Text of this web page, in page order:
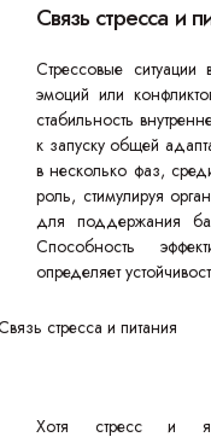
Связь стресса и
Стрессовые ситуации
эмоций или
стабильность
к запуску общей
в несколько фаз,
роль, стимулируя
для поддержания
Способность
определяет
Хотя стресс и